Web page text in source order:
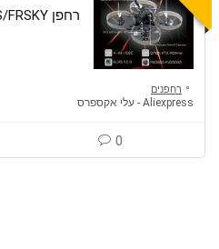
רחפן Mobula7 1S ELRS/FRSKY
רחפנים
Aliexpress - עלי אקספרס
0